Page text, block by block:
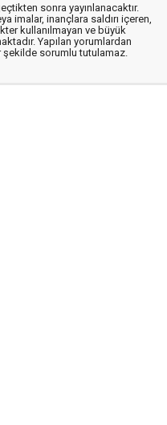
sonra yayınlanacaktır.
imalar, inançlara saldırı içeren,
kullanılmayan ve büyük
Yapılan yorumlardan
şekilde sorumlu tutulamaz.